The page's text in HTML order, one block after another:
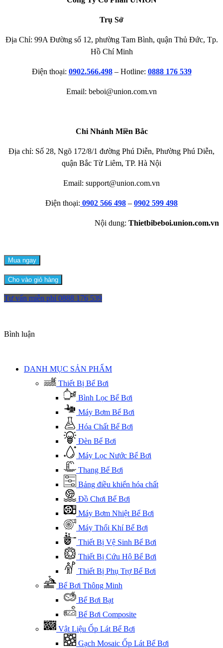
Trụ Sở
Địa Chỉ: 99A Đường số 12, phường Tam Bình, quận Thủ Đức, Tp.
Hồ Chí Minh
Điện thoại: 0902.566.498– Hotline: 0888 176 539
Email: beboi@union.com.vn
Chi Nhánh Miền Bắc
Địa chỉ: Số 28, Ngõ 172/8/1 đường Phú Diễn, Phường Phú Diễn,
quận Bắc Từ Liêm, TP. Hà Nội
Email: support@union.com.vn
Điện thoại: 0902 566 498 – 0902 599 498
Nội dung: Thietbibeboi.union.com.vn
Mua ngay
Cho vào giỏ hàng
Tư vấn miễn phí 0888 176 539
Bình luận
DANH MỤC SẢN PHẨM
Thiết Bị Bể Bơi
Bình Lọc Bể Bơi
Máy Bơm Bể Bơi
Hóa Chất Bể Bơi
Đèn Bể Bơi
Máy Lọc Nước Bể Bơi
Thang Bể Bơi
Bảng điều khiển hóa chất
Đồ Chơi Bể Bơi
Máy Bơm Nhiệt Bể Bơi
Máy Thổi Khí Bể Bơi
Thiết Bị Vệ Sinh Bể Bơi
Thiết Bị Cứu Hộ Bể Bơi
Thiết Bị Phụ Trợ Bể Bơi
Bể Bơi Thông Minh
Bể Bơi Bạt
Bể Bơi Composite
Vật Liệu Ốp Lát Bể Bơi
Gạch Mosaic Ốp Lát Bể Bơi